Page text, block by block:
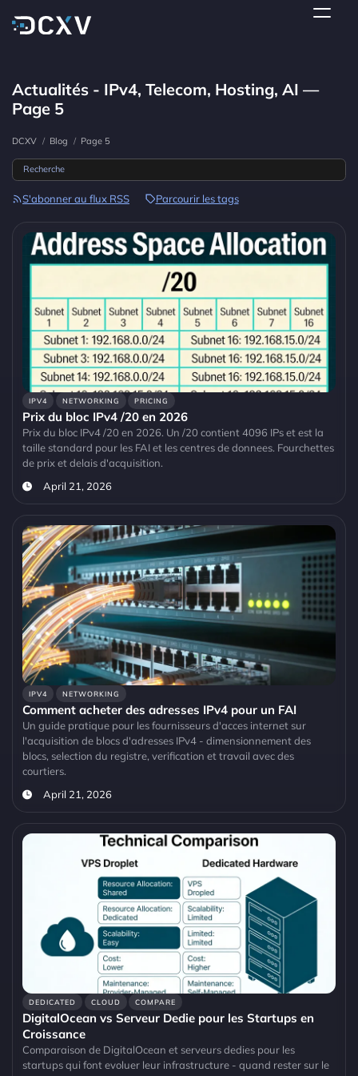
Actualités - IPv4, Telecom, Hosting, AI —
Page 5
DCXV / Blog / Page 5
S'abonner au flux RSS Parcourir les tags
IPV4 NETWORKING PRICING
Prix du bloc IPv4 /20 en 2026
Prix du bloc IPv4 /20 en 2026. Un /20 contient 4096 IPs et est la
taille standard pour les FAI et les centres de donnees. Fourchettes
de prix et delais d'acquisition.
April 21, 2026
IPV4 NETWORKING
Comment acheter des adresses IPv4 pour un FAI
Un guide pratique pour les fournisseurs d'acces internet sur
l'acquisition de blocs d'adresses IPv4 - dimensionnement des
blocs, selection du registre, verification et travail avec des
courtiers.
April 21, 2026
DEDICATED CLOUD COMPARE
DigitalOcean vs Serveur Dedie pour les Startups en
Croissance
Comparaison de DigitalOcean et serveurs dedies pour les
startups qui font evoluer leur infrastructure - quand rester sur le